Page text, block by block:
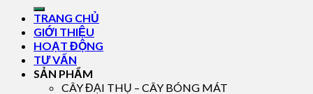
TRANG CHỦ
GIỚI THIỆU
HOẠT ĐỘNG
TƯ VẤN
SẢN PHẨM
CÂY ĐẠI THỤ – CÂY BÓNG MÁT